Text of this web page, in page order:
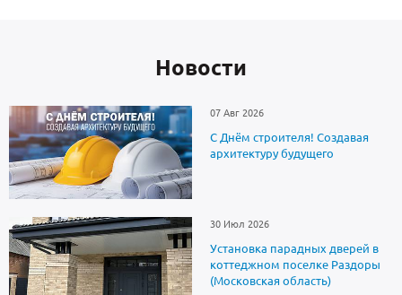
Новоcти
07 Авг 2026
С Днём строителя! Создавая
архитектуру будущего
30 Июл 2026
Установка парадных дверей в
коттеджном поселке Раздоры
(Московская область)